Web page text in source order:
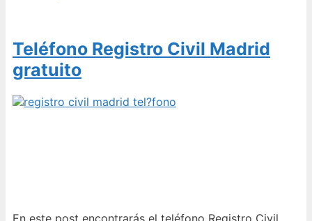
Teléfono Registro Civil Madrid
gratuito